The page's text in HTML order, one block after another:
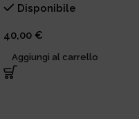
Disponibile
40,00 €
Aggiungi al carrello